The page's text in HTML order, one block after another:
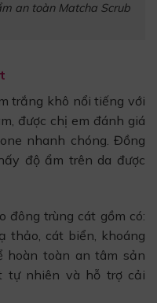
an toàn Matcha Scrub
trắng khô nổi tiếng với
được chị em đánh giá
nhanh chóng. Đồng
độ ẩm trên da được
đông trùng cát gồm có:
thảo, cát biển, khoáng
hoàn toàn an tâm sản
tự nhiên và hỗ trợ cải